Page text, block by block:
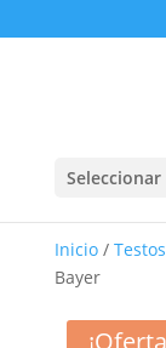
Inicio/
Bayer